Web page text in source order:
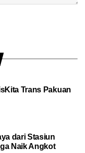
Trans Pakuan
dari Stasiun
Naik Angkot